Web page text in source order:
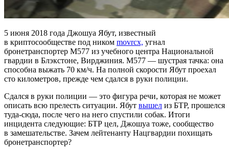
5 июня 2018 года Джошуа Ябут, известный
в криптосообществе под ником movrcx, угнал
бронетранспортер M577 из учебного центра Национальной
гвардии в Блэкстоне, Вирджиния. M577 — шустрая тачка: она
способна выжать 70 км/ч. На полной скорости Ябут проехал
сто километров, прежде чем сдался в руки полиции.
Сдался в руки полиции — это фигура речи, которая не может
описать всю прелесть ситуации. Ябут вышел из БТР, прошелся
туда-сюда, после чего на него спустили собак. Итоги
инцидента следующие: БТР цел, Джошуа тоже, сообщество
в замешательстве. Зачем лейтенанту Нацгвардии похищать
бронетранспортер?